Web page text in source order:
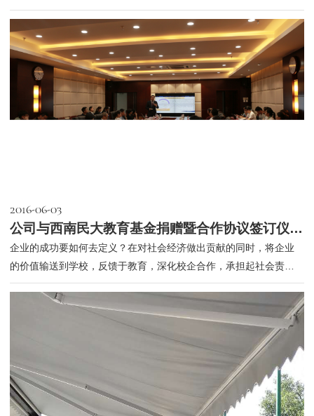
程旅行网...
2016-06-03
公司与西南民大教育基金捐赠暨合作协议签订仪式成功举行
企业的成功要如何去定义？在对社会经济做出贡献的同时，将企业
的价值输送到学校，反馈于教育，深化校企合作，承担起社会责
任，为社会经...